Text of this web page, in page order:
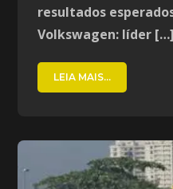
resultados
Volkswagen: líder […]
LEIA MAIS...